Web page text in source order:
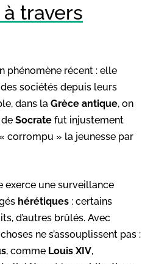
travers
phénomène récent : elle
sociétés depuis leurs
dans la Grèce antique, on
Socrate fut injustement
corrompu » la jeunesse par
exerce une surveillance
hérétiques : certains
d’autres brûlés. Avec
ne s’assouplissent pas :
, comme Louis XIV,